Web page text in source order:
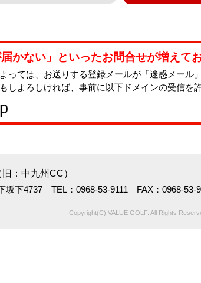
かない」といったお問合せが増えて
っては、お送りする登録メールが「迷惑メール
しよろしければ、事前に以下ドメインの受信を
：中九州CC）
坂下4737 TEL：0968-53-9111 FAX：0968-53-
Copyright(C) VALUE GOLF. All Rights